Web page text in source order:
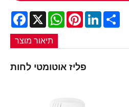
Facebook
X WhatsApp
PinterestLinkedIn
תיאור מוצר
פליז אוטומטי לחות